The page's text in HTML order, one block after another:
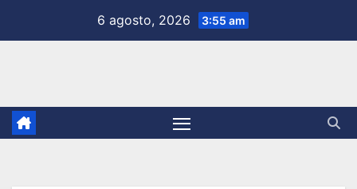
6 agosto, 2026 3:55 am